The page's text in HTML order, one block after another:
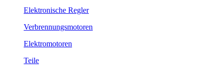
Elektronische Regler
Verbrennungsmotoren
Elektromotoren
Teile